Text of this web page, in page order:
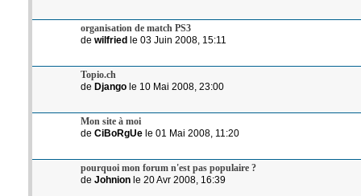
organisation de match PS3
de wilfriedle 03 Juin 2008, 15:11
Topio.ch
de Djangole 10 Mai 2008, 23:00
Mon site à moi
de CiBoRgUele 01 Mai 2008, 11:20
pourquoi mon forum n'est pas populaire ?
de Johnionle 20 Avr 2008, 16:39